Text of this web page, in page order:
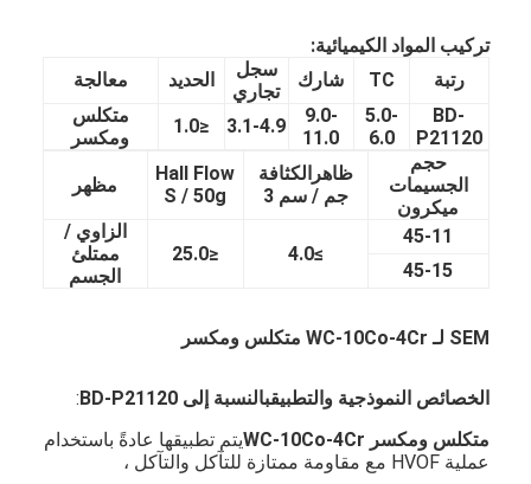
تركيب المواد الكيميائية:
رتبة
TC شارك
سجل
تجاري
الحديد
معالجة
BD-
P21120
5.0-
6.0
9.0-
11.0
3.1-4.9
≤
1.0
متكلس
ومكسر
حجم
الجسيمات
ميكرون
ظاهرالكثافة
جم / سم 3
Hall Flow
S / 50g
مظهر
45-11
≥
4.0
≤
25.0
الزاوي /
ممتلئ
الجسم
45-15
SEM لـ WC-10Co-4Cr متكلس ومكسر
الخصائص النموذجية والتطبيقبالنسبة إلى BD-P21120
:
متكلس ومكسر WC-10Co-4Cr
يتم تطبيقها عادةً باستخدام
عملية HVOF مع مقاومة ممتازة للتآكل والتآكل ،